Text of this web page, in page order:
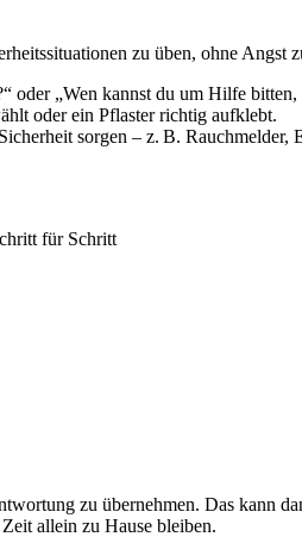
zu üben, ohne Angst
oder „Wen kannst du um Hilfe
oder ein Pflaster richtig aufklebt.
sorgen – z. B.
für Schritt
zu übernehmen. Das kann
allein zu Hause bleiben.